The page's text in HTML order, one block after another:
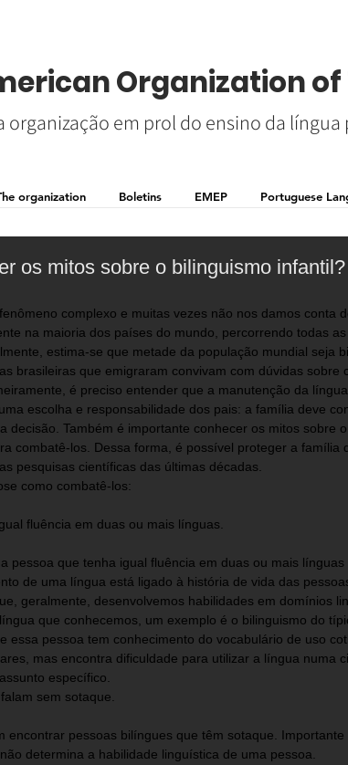
Organization
organização em prol do ensino da
organization Boletins EMEP Portuguese
os mitos sobre o bilinguismo
complexo e muitas vezes não nos damos conta
na maioria dos países do mundo, percorrendo todas
estima-se que metade da população mundial seja
brasileiras que emigraram convivam com dúvidas sobre
é preciso entender que a manutenção da
escolha e responsabilidade dos pais: a família deve
decisão. Também é importante conhecer os mitos sobre
combatê-los. Dessa forma, é possível proteger a família
pesquisas científicas das últimas décadas.
como combatê-los:
fluência em duas ou mais línguas.
pessoa que tenha igual fluência em duas ou mais línguas
de uma língua está ligado à história de vida das
geralmente, desenvolvemos habilidades em domínios
que conhecemos, um exemplo é o bilinguismo do
essa pessoa tem conhecimento do vocabulário de uso
mas encontra dificuldade para utilizar a língua numa
específico.
sem sotaque.
encontrar pessoas bilíngues que têm sotaque.
determina a habilidade linguística de uma pessoa.